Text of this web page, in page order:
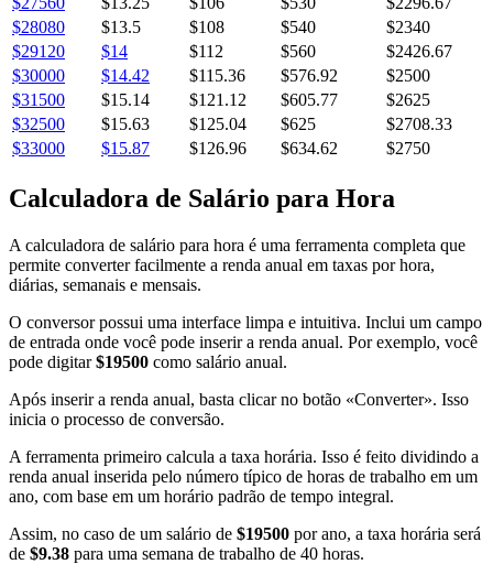
$28080
$13.5 $108 $540
$2340
$29120
$14 $112 $560
$2426.67
$30000
$14.42 $115.36 $576.92
$2500
$31500
$15.14 $121.12 $605.77
$2625
$32500
$15.63 $125.04 $625
$2708.33
$33000
$15.87 $126.96 $634.62 $2750
Calculadora de Salário para Hora
A calculadora de salário para hora é uma ferramenta completa que
permite converter facilmente a renda anual em taxas por hora,
diárias, semanais e mensais.
O conversor possui uma interface limpa e intuitiva. Inclui um campo
de entrada onde você pode inserir a renda anual. Por exemplo, você
pode digitar$19500 como salário anual.
Após inserir a renda anual, basta clicar no botão «Converter». Isso
inicia o processo de conversão.
A ferramenta primeiro calcula a taxa horária. Isso é feito dividindo a
renda anual inserida pelo número típico de horas de trabalho em um
ano, com base em um horário padrão de tempo integral.
Assim, no caso de um salário de $19500 por ano, a taxa horária será
de $9.38 para uma semana de trabalho de 40 horas.